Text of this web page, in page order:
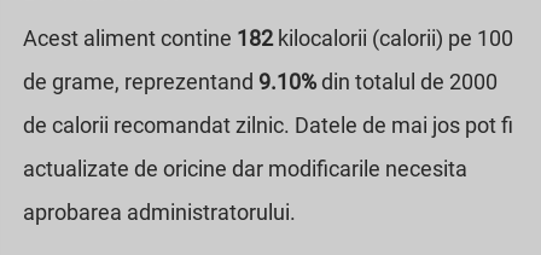
Acest aliment contine 182kilocalorii (calorii) pe 100
de grame, reprezentand 9.10%din totalul de 2000
de calorii recomandat zilnic. Datele de mai jos pot fi
actualizate de oricine dar modificarile necesita
aprobarea administratorului.